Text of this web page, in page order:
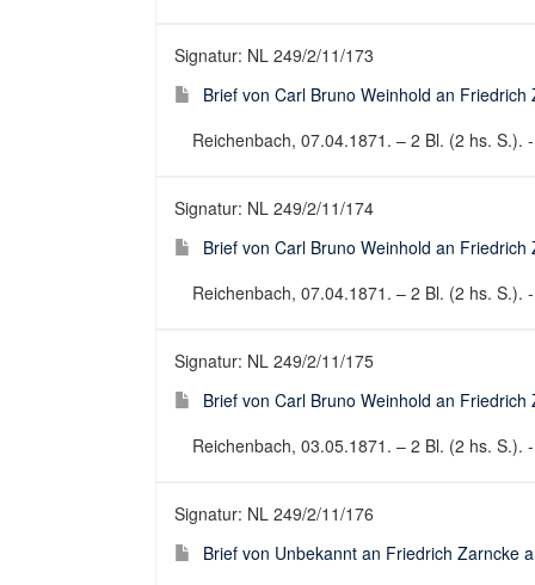
Signatur: NL 249/2/11/173
Brief von Carl Bruno Weinhold an
Reichenbach, 07.04.1871. – 2 Bl. (2 hs. S.).
Signatur: NL 249/2/11/174
Brief von Carl Bruno Weinhold an
Reichenbach, 07.04.1871. – 2 Bl. (2 hs. S.).
Signatur: NL 249/2/11/175
Brief von Carl Bruno Weinhold an
Reichenbach, 03.05.1871. – 2 Bl. (2 hs. S.).
Signatur: NL 249/2/11/176
Brief von Unbekannt an Friedrich Zarncke